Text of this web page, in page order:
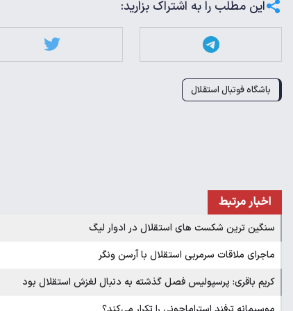
این مطلب را به اشتراک بزارید:
باشگاه فوتبال استقلال
اخبار مرتبط
سنگین ترین شکست های استقلال در ادوار لیگ
ماجرای ملاقات سرمربی استقلال با آرسن ونگر
کریم باقری: پرسپولیس فصل گذشته به دنبال لغزش استقلال بود